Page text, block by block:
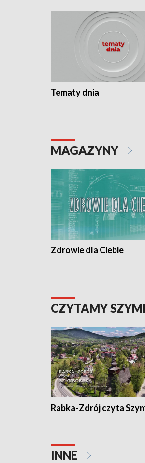
Tematy dnia
MAGAZYNY
Zdrowie dla Ciebie
CZYTAMY
Rabka-Zdrój czyta
INNE